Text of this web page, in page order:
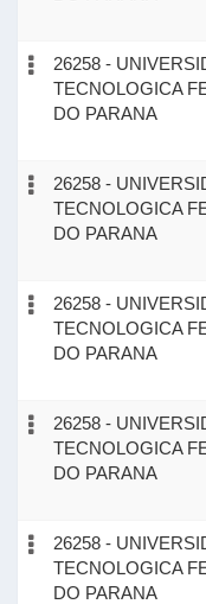
26258 -
TECNOLOGICA
DO PARANA
26258 -
TECNOLOGICA
DO PARANA
26258 -
TECNOLOGICA
DO PARANA
26258 -
TECNOLOGICA
DO PARANA
26258 -
TECNOLOGICA
DO PARANA